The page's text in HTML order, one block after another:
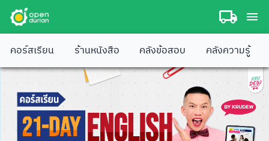
คอร์สเรียน ร้านหนังสือ คลังข้อสอบ คลังความรู้